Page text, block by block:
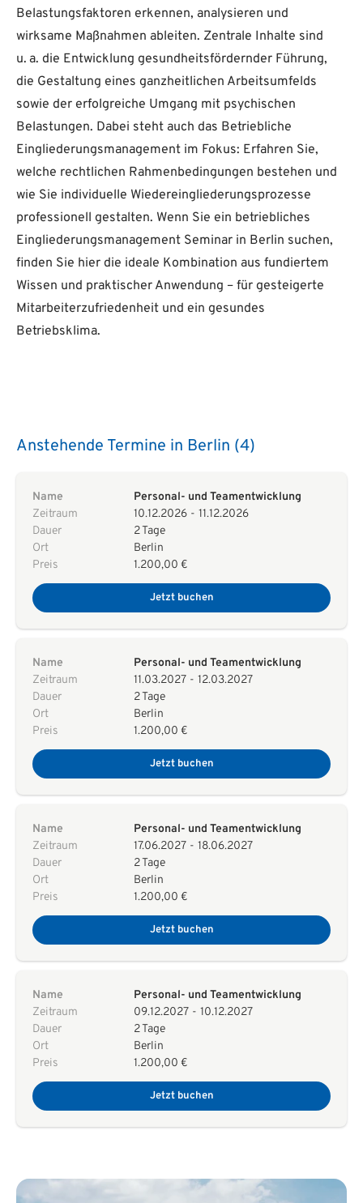
Belastungsfaktoren erkennen, analysieren und
wirksame Maßnahmen ableiten. Zentrale Inhalte sind
u. a. die Entwicklung gesundheitsfördernder Führung,
die Gestaltung eines ganzheitlichen Arbeitsumfelds
sowie der erfolgreiche Umgang mit psychischen
Belastungen. Dabei steht auch das Betriebliche
Eingliederungsmanagement im Fokus: Erfahren Sie,
welche rechtlichen Rahmenbedingungen bestehen und
wie Sie individuelle Wiedereingliederungsprozesse
professionell gestalten. Wenn Sie ein betriebliches
Eingliederungsmanagement Seminar in Berlin suchen,
finden Sie hier die ideale Kombination aus fundiertem
Wissen und praktischer Anwendung – für gesteigerte
Mitarbeiterzufriedenheit und ein gesundes
Betriebsklima.
Anstehende Termine in Berlin (4)
Name
Personal- und Teamentwicklung
Zeitraum
10.12.2026 - 11.12.2026
Dauer
2 Tage
Ort
Berlin
Preis
1.200,00 €
Jetzt buchen
Name
Personal- und Teamentwicklung
Zeitraum
11.03.2027 - 12.03.2027
Dauer
2 Tage
Ort
Berlin
Preis
1.200,00 €
Jetzt buchen
Name
Personal- und Teamentwicklung
Zeitraum
17.06.2027 - 18.06.2027
Dauer
2 Tage
Ort
Berlin
Preis
1.200,00 €
Jetzt buchen
Name
Personal- und Teamentwicklung
Zeitraum
09.12.2027 - 10.12.2027
Dauer
2 Tage
Ort
Berlin
Preis
1.200,00 €
Jetzt buchen